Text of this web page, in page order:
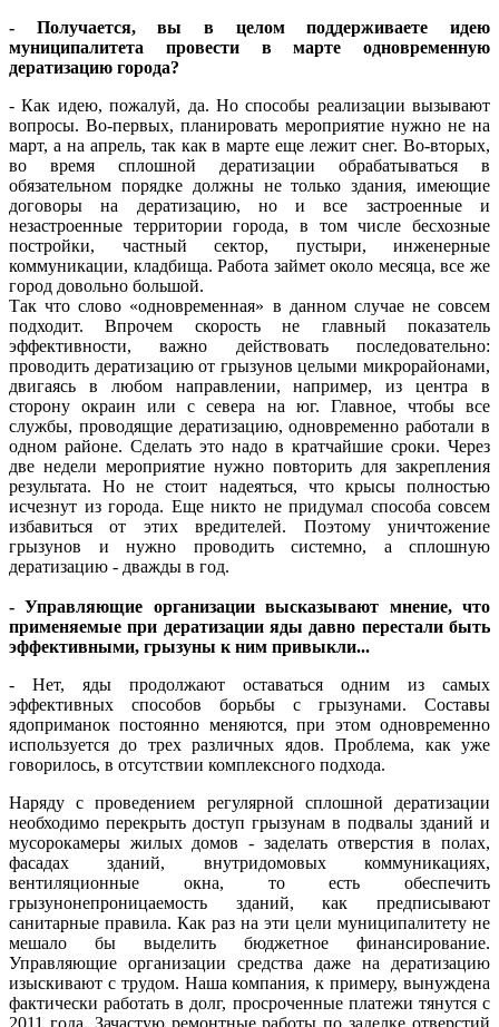
- Получается, вы в целом поддерживаете идею
муниципалитета провести в марте одновременную
дератизацию города?
- Как идею, пожалуй, да. Но способы реализации вызывают
вопросы. Во-первых, планировать мероприятие нужно не на
март, а на апрель, так как в марте еще лежит снег. Во-вторых,
во время сплошной дератизации обрабатываться в
обязательном порядке должны не только здания, имеющие
договоры на дератизацию, но и все застроенные и
незастроенные территории города, в том числе бесхозные
постройки, частный сектор, пустыри, инженерные
коммуникации, кладбища. Работа займет около месяца, все же
город довольно большой.
Так что слово «одновременная» в данном случае не совсем
подходит. Впрочем скорость не главный показатель
эффективности, важно действовать последовательно:
проводить дератизацию от грызунов целыми микрорайонами,
двигаясь в любом направлении, например, из центра в
сторону окраин или с севера на юг. Главное, чтобы все
службы, проводящие дератизацию, одновременно работали в
одном районе. Сделать это надо в кратчайшие сроки. Через
две недели мероприятие нужно повторить для закрепления
результата. Но не стоит надеяться, что крысы полностью
исчезнут из города. Еще никто не придумал способа совсем
избавиться от этих вредителей. Поэтому уничтожение
грызунов и нужно проводить системно, а сплошную
дератизацию - дважды в год.
- Управляющие организации высказывают мнение, что
применяемые при дератизации яды давно перестали быть
эффективными, грызуны к ним привыкли...
- Нет, яды продолжают оставаться одним из самых
эффективных способов борьбы с грызунами. Составы
ядоприманок постоянно меняются, при этом одновременно
используется до трех различных ядов. Проблема, как уже
говорилось, в отсутствии комплексного подхода.
Наряду с проведением регулярной сплошной дератизации
необходимо перекрыть доступ грызунам в подвалы зданий и
мусорокамеры жилых домов - заделать отверстия в полах,
фасадах зданий, внутридомовых коммуникациях,
вентиляционные окна, то есть обеспечить
грызунонепроницаемость зданий, как предписывают
санитарные правила. Как раз на эти цели муниципалитету не
мешало бы выделить бюджетное финансирование.
Управляющие организации средства даже на дератизацию
изыскивают с трудом. Наша компания, к примеру, вынуждена
фактически работать в долг, просроченные платежи тянутся с
2011 года. Зачастую ремонтные работы по заделке отверстий